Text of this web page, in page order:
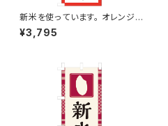
新米を使っています。 オレンジ
のぼり旗
¥3,795